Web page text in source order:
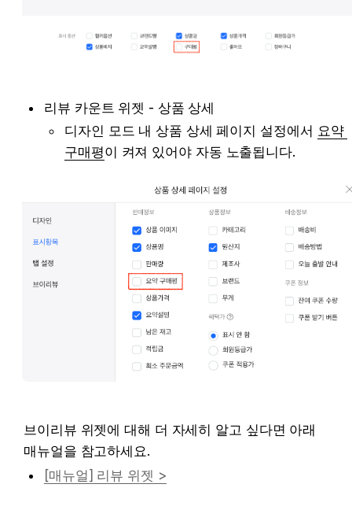
리뷰 카운트 위젯 - 상품 상세
디자인 모드 내 상품 상세 페이지 설정에서 요약
구매평이 켜져 있어야 자동 노출됩니다.
브이리뷰 위젯에 대해 더 자세히 알고 싶다면 아래
매뉴얼을 참고하세요.
[매뉴얼] 리뷰 위젯 >